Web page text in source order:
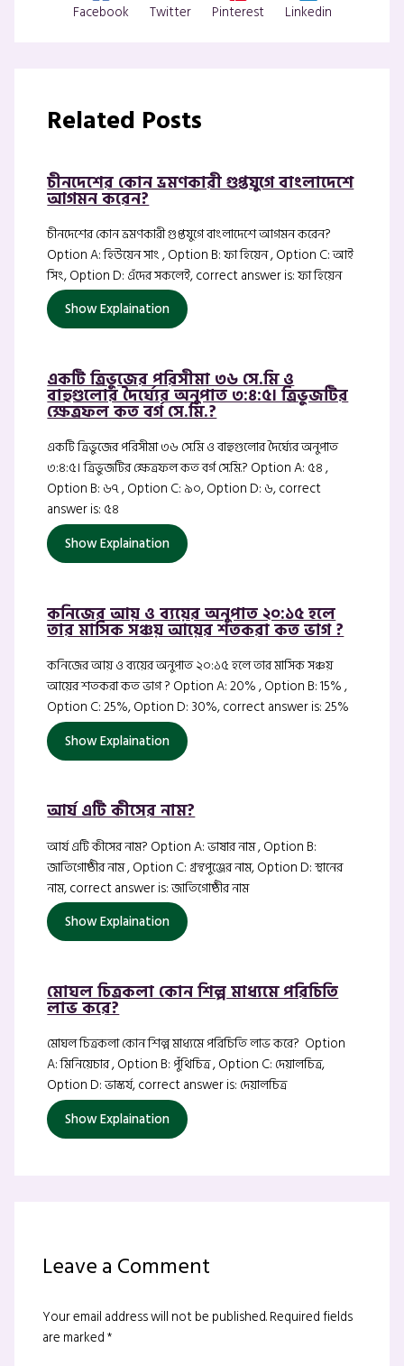
Facebook Twitter Pinterest Linkedin
Related Posts
চীনদেশের কোন ভ্রমণকারী গুপ্তযুগে বাংলাদেশে
আগমন করেন?
চীনদেশের কোন ভ্রমণকারী গুপ্তযুগে বাংলাদেশে আগমন করেন?
Option A: হিউয়েন সাং , Option B: ফা হিয়েন , Option C: আই
সিং, Option D: এঁদের সকলেই, correct answer is: ফা হিয়েন
Show Explaination
একটি ত্রিভুজের পরিসীমা ৩৬ সে.মি ও
বাহুগুলোর দৈর্ঘ্যের অনুপাত ৩:৪:৫। ত্রিভুজটির
ক্ষেত্রফল কত বর্গ সে.মি.?
একটি ত্রিভুজের পরিসীমা ৩৬ সে.মি ও বাহুগুলোর দৈর্ঘ্যের অনুপাত
৩:৪:৫। ত্রিভুজটির ক্ষেত্রফল কত বর্গ সে.মি.? Option A: ৫৪ ,
Option B: ৬৭ , Option C: ৯০, Option D: ৬, correct
answer is: ৫৪
Show Explaination
কনিজের আয় ও ব্যয়ের অনুপাত ২০:১৫ হলে
তার মাসিক সঞ্চয় আয়ের শতকরা কত ভাগ ?
কনিজের আয় ও ব্যয়ের অনুপাত ২০:১৫ হলে তার মাসিক সঞ্চয়
আয়ের শতকরা কত ভাগ ? Option A: 20% , Option B: 15% ,
Option C: 25%, Option D: 30%, correct answer is: 25%
Show Explaination
আর্য এটি কীসের নাম?
আর্য এটি কীসের নাম? Option A: ভাষার নাম , Option B:
জাতিগোষ্ঠীর নাম , Option C: গ্রন্থপুঞ্জের নাম, Option D: স্থানের
নাম, correct answer is: জাতিগোষ্ঠীর নাম
Show Explaination
মোঘল চিত্রকলা কোন শিল্প মাধ্যমে পরিচিতি
লাভ করে?
মোঘল চিত্রকলা কোন শিল্প মাধ্যমে পরিচিতি লাভ করে? Option
A: মিনিয়েচার , Option B: পুঁথিচিত্র , Option C: দেয়ালচিত্র,
Option D: ভাস্কর্য, correct answer is: দেয়ালচিত্র
Show Explaination
Leave a Comment
Your email address will not be published.Required fields
are marked*